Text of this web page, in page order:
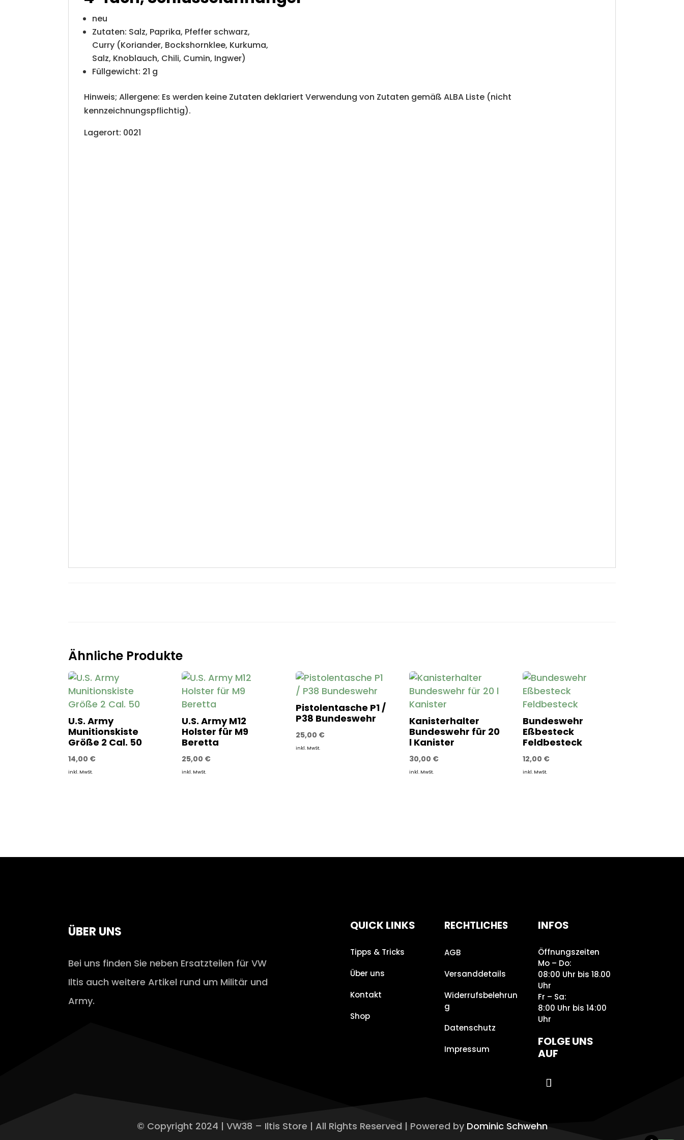
neu
Zutaten: Salz, Paprika, Pfeffer schwarz,
Curry (Koriander, Bockshornklee, Kurkuma,
Salz, Knoblauch, Chili, Cumin, Ingwer)
Füllgewicht: 21 g
Hinweis; Allergene: Es werden keine Zutaten deklariert Verwendung von Zutaten gemäß ALBA Liste (nicht
kennzeichnungspflichtig).
Lagerort: 0021
Ähnliche Produkte
U.S. Army
Munitionskiste
Größe 2 Cal. 50
14,00 €
inkl. MwSt.
U.S. Army M12
Holster für M9
Beretta
25,00 €
inkl. MwSt.
Pistolentasche P1 /
P38 Bundeswehr
25,00 €
inkl. MwSt.
Kanisterhalter
Bundeswehr für 20
l Kanister
30,00 €
inkl. MwSt.
Bundeswehr
Eßbesteck
Feldbesteck
12,00 €
inkl. MwSt.
ÜBER UNS
Bei uns finden Sie neben Ersatzteilen für VW
Iltis auch weitere Artikel rund um Militär und
Army.
QUICK LINKS
Tipps & Tricks
Über uns
Kontakt
Shop
RECHTLICHES
AGB
Versanddetails
Widerrufsbelehrun
g
Datenschutz
Impressum
INFOS
Öffnungszeiten
Mo – Do:
08:00 Uhr bis 18.00
Uhr
Fr – Sa:
8:00 Uhr bis 14:00
Uhr
FOLGE UNS
AUF
© Copyright 2024 | VW38 – Iltis Store | All Rights Reserved | Powered by Dominic Schwehn